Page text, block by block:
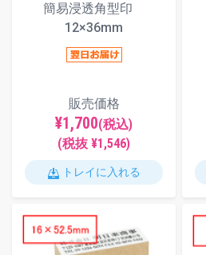
簡易浸透角型印
12×36mm
販売価格
¥1,700(税込)
(税抜 ¥1,546)
トレイに入れる